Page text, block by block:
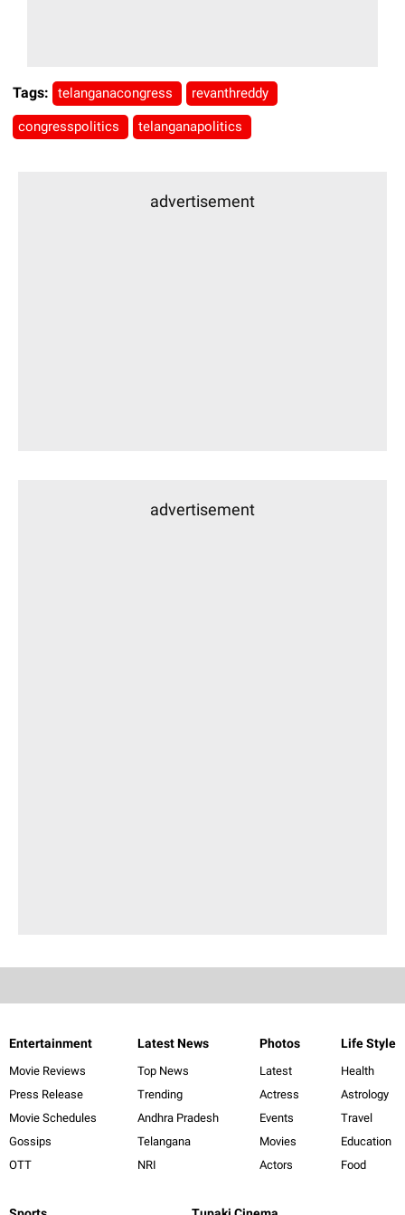
Tags: telanganacongress revanthreddy
congresspolitics telanganapolitics
advertisement
advertisement
Entertainment
Movie Reviews
Press Release
Movie Schedules
Gossips
OTT
Latest News
Top News
Trending
Andhra Pradesh
Telangana
NRI
Photos
Latest
Actress
Events
Movies
Actors
Life Style
Health
Astrology
Travel
Education
Food